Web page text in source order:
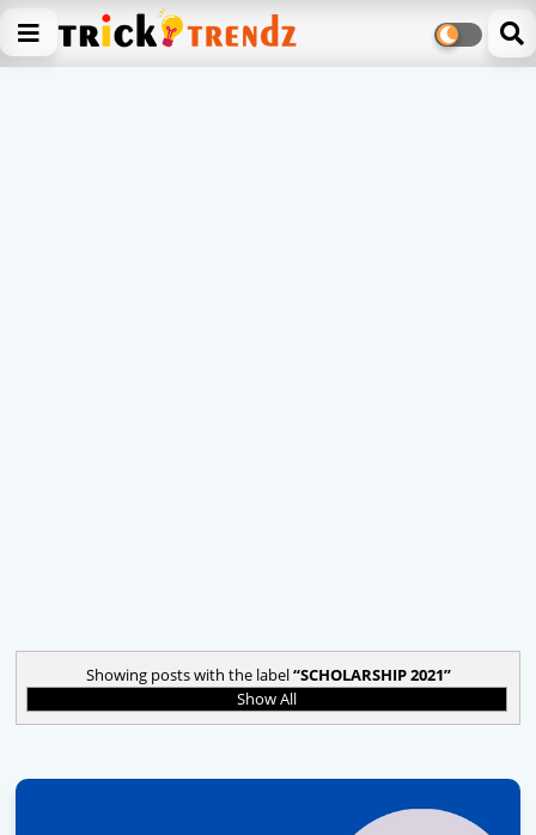
Showing posts with the label SCHOLARSHIP 2021
Show All